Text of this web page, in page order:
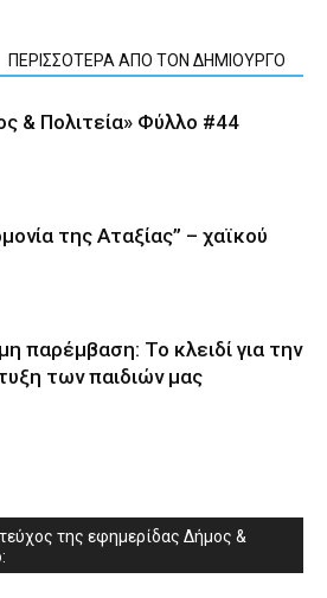
ΠΕΡΙΣΣΟΤΕΡΑ ΑΠΟ ΤΟΝ ΔΗΜΙΟΥΡΓΟ
& Πολιτεία» Φύλλο #44
της Αταξίας” – χαϊκού
παρέμβαση: Το κλειδί για την
των παιδιών µας
της εφημερίδας Δήμος &